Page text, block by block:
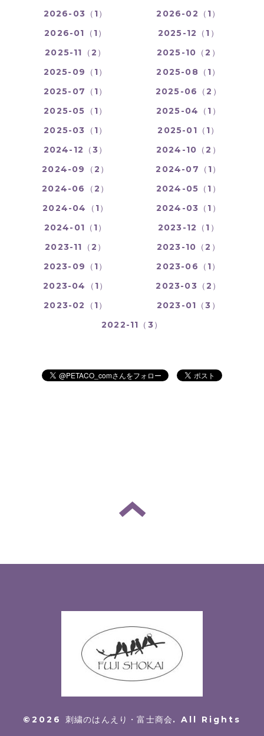
2026-03（1）
2026-02（1）
2026-01（1）
2025-12（1）
2025-11（2）
2025-10（2）
2025-09（1）
2025-08（1）
2025-07（1）
2025-06（2）
2025-05（1）
2025-04（1）
2025-03（1）
2025-01（1）
2024-12（3）
2024-10（2）
2024-09（2）
2024-07（1）
2024-06（2）
2024-05（1）
2024-04（1）
2024-03（1）
2024-01（1）
2023-12（1）
2023-11（2）
2023-10（2）
2023-09（1）
2023-06（1）
2023-04（1）
2023-03（2）
2023-02（1）
2023-01（3）
2022-11（3）
©2026 刺繍のはんえり・富士商会. All Rights